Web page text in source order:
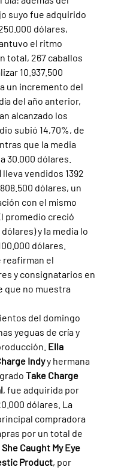
suyo fue adquirido
dólares,
el ritmo
total, 267 caballos
10.937.500
un incremento del
del año anterior,
alcanzado los
subió 14,70%, de
que la media
30.000 dólares.
lleva vendidos 1392
dólares, un
con el mismo
promedio creció
dólares) y la media lo
dólares.
reafirman el
y consignatarios en
que no muestra
del domingo
yeguas de cría y
Ella
Indy y hermana
Take Charge
, fue adquirida por
dólares. La
compradora
por un total de
She Caught My Eye
Product, por